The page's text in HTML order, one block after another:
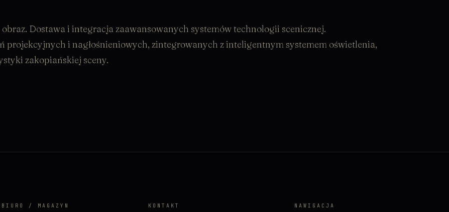
Dostawa i integracja zaawansowanych systemów technologii scenicznej.
projekcyjnych i nagłośnieniowych, zintegrowanych z inteligentnym systemem oświetlenia,
zakopiańskiej sceny.
BIURO / MAGAZYN KONTAKT NAWIGACJA